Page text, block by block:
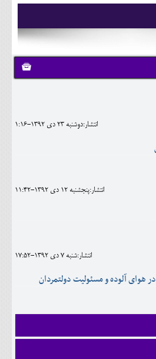
انتشار:دوشنبه 23 دی 1392-1:16
انتشار:پنجشنبه 12 دی 1392-11:42
انتشار:شنبه 7 دی 1392-17:52
هوای آلوده و مسئولیت دولتمردان